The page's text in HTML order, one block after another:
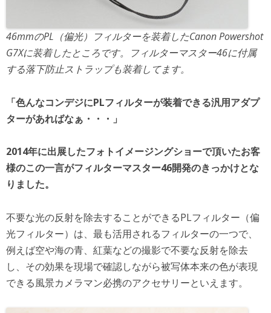
46mmのPL（偏光）フィルターを装着したCanon Powershot
G7Xに装着したところです。フィルターマスター46に付属
する落下防止ストラップも装着してます。
「色んなコンデジにPLフィルターが装着できる汎用アダプ
ターがあればなぁ・・・」
2014年に出展したフォトイメージングショーで頂いたお客
様のこの一言がフィルターマスター46開発のきっかけとな
りました。
不要な光の反射を除去することができるPLフィルター（偏
光フィルター）は、最も活用されるフィルターの一つで、
例えば空や海の青、紅葉などの撮影で不要な反射を除去
し、その効果を現場で確認しながら被写体本来の色が表現
できる風景カメラマン必携のアクセサリーといえます。